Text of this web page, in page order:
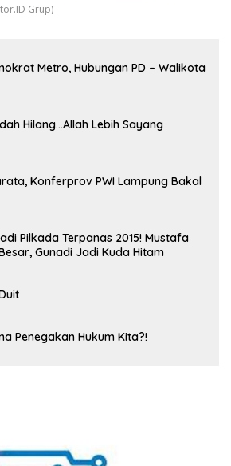
Grup)
Metro, Hubungan PD – Walikota
Hilang…Allah Lebih Sayang
Konferprov PWI Lampung Bakal
Pilkada Terpanas 2015! Mustafa
Gunadi Jadi Kuda Hitam
Penegakan Hukum Kita?!